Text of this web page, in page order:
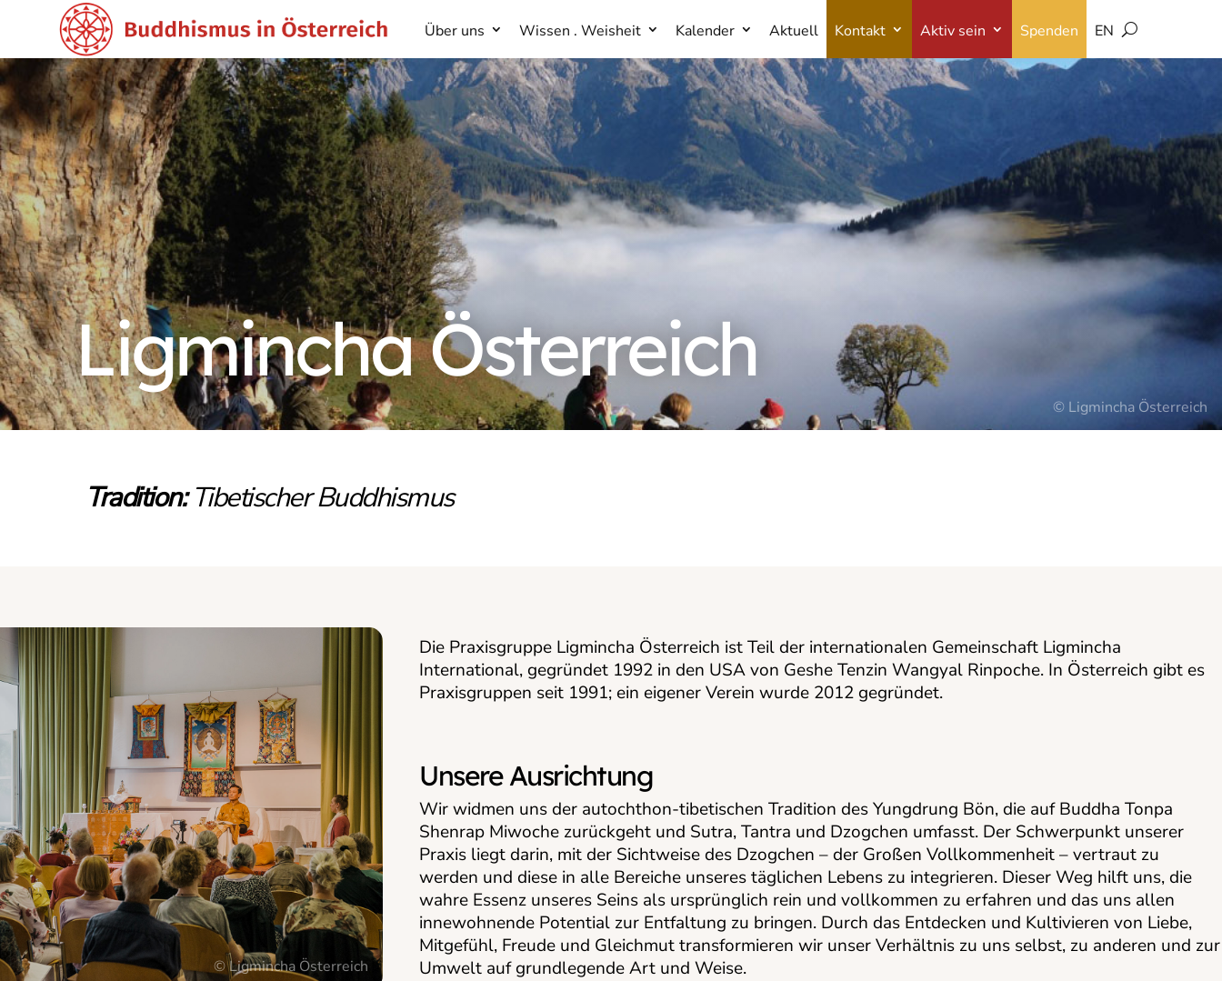
Über uns Wissen . Weisheit Kalender Aktuell Kontakt Aktiv sein Spenden EN
Über uns Wissen . Weisheit Kalender Aktuell Kontakt Aktiv sein Spenden EN
Ligmincha Österreich
© Ligmincha Österreich
Tradition:Tibetischer Buddhismus
© Ligmincha Österreich
Die Praxisgruppe Ligmincha Österreich ist Teil der internationalen Gemeinschaft Ligmincha
International, gegründet 1992 in den USA von Geshe Tenzin Wangyal Rinpoche. In Österreich gibt es
Praxisgruppen seit 1991; ein eigener Verein wurde 2012 gegründet.
Unsere Ausrichtung
Wir widmen uns der autochthon-tibetischen Tradition des Yungdrung Bön, die auf Buddha Tonpa
Shenrap Miwoche zurückgeht und Sutra, Tantra und Dzogchen umfasst. Der Schwerpunkt unserer
Praxis liegt darin, mit der Sichtweise des Dzogchen – der Großen Vollkommenheit – vertraut zu
werden und diese in alle Bereiche unseres täglichen Lebens zu integrieren. Dieser Weg hilft uns, die
wahre Essenz unseres Seins als ursprünglich rein und vollkommen zu erfahren und das uns allen
innewohnende Potential zur Entfaltung zu bringen. Durch das Entdecken und Kultivieren von Liebe,
Mitgefühl, Freude und Gleichmut transformieren wir unser Verhältnis zu uns selbst, zu anderen und zur
Umwelt auf grundlegende Art und Weise.